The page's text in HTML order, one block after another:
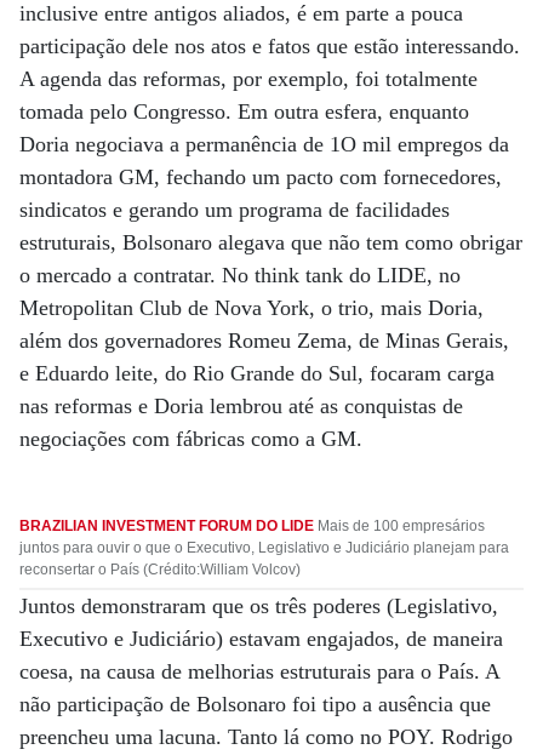
inclusive entre antigos aliados, é em parte a pouca
participação dele nos atos e fatos que estão interessando.
A agenda das reformas, por exemplo, foi totalmente
tomada pelo Congresso. Em outra esfera, enquanto
Doria negociava a permanência de 1O mil empregos da
montadora GM, fechando um pacto com fornecedores,
sindicatos e gerando um programa de facilidades
estruturais, Bolsonaro alegava que não tem como obrigar
o mercado a contratar. No think tank do LIDE, no
Metropolitan Club de Nova York, o trio, mais Doria,
além dos governadores Romeu Zema, de Minas Gerais,
e Eduardo leite, do Rio Grande do Sul, focaram carga
nas reformas e Doria lembrou até as conquistas de
negociações com fábricas como a GM.
BRAZILIAN INVESTMENT FORUM DO LIDE Mais de 100 empresários
juntos para ouvir o que o Executivo, Legislativo e Judiciário planejam para
reconsertar o País (Crédito:William Volcov)
Juntos demonstraram que os três poderes (Legislativo,
Executivo e Judiciário) estavam engajados, de maneira
coesa, na causa de melhorias estruturais para o País. A
não participação de Bolsonaro foi tipo a ausência que
preencheu uma lacuna. Tanto lá como no POY. Rodrigo